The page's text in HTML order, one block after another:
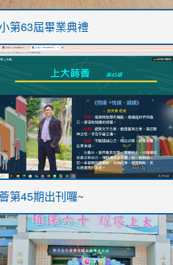
stes.tyc.edu.tw/
小第63屆畢業典禮
stes.tyc.edu.tw/
stes.tyc.edu.tw/
薈第45期出刊囉~